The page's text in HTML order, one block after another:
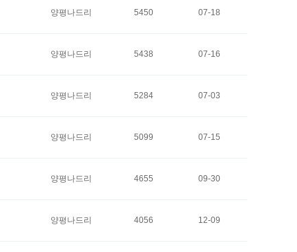
양평나드리 5450 07-18
양평나드리 5438 07-16
양평나드리 5284 07-03
양평나드리 5099 07-15
양평나드리 4655 09-30
양평나드리 4056 12-09